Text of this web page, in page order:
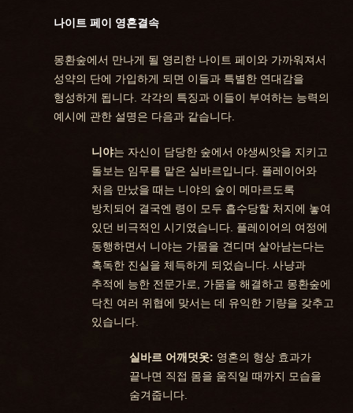
나이트 페이 영혼결속
몽환숲에서 만나게 될 영리한 나이트 페이와 가까워져서
성약의 단에 가입하게 되면 이들과 특별한 연대감을
형성하게 됩니다. 각각의 특징과 이들이 부여하는 능력의
예시에 관한 설명은 다음과 같습니다.
니야는 자신이 담당한 숲에서 야생씨앗을 지키고
돌보는 임무를 맡은 실바르입니다. 플레이어와
처음 만났을 때는 니야의 숲이 메마르도록
방치되어 결국엔 령이 모두 흡수당할 처지에 놓여
있던 비극적인 시기였습니다. 플레이어의 여정에
동행하면서 니야는 가뭄을 견디며 살아남는다는
혹독한 진실을 체득하게 되었습니다. 사냥과
추적에 능한 전문가로, 가뭄을 해결하고 몽환숲에
닥친 여러 위협에 맞서는 데 유익한 기량을 갖추고
있습니다.
실바르 어깨덧옷: 영혼의 형상 효과가
끝나면 직접 몸을 움직일 때까지 모습을
숨겨줍니다.